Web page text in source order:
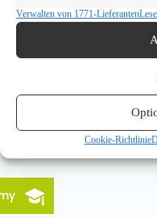
Eigenschaften
Abgleichung und Kombination
Quellen, Verknüpfung
Endgeräten anhand automatisch
Verwendung genauer
aktiv angeforderten
Gewährleistung der
Aufdeckung von Betrug
Bereitstellung und
Inhalten, Ihre
speichern und übermitteln.
Verwalten von 1771-Lieferanten
Cookie-Richtlinie